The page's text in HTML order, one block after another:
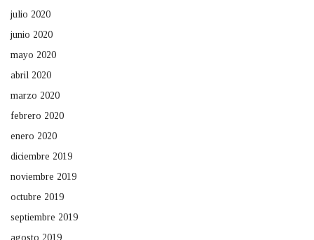
julio 2020
junio 2020
mayo 2020
abril 2020
marzo 2020
febrero 2020
enero 2020
diciembre 2019
noviembre 2019
octubre 2019
septiembre 2019
agosto 2019